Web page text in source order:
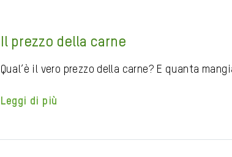
Il prezzo della carne
Qual’è il vero prezzo della carne? E quanta
Leggi di più